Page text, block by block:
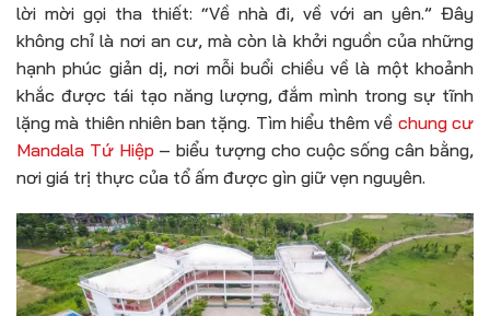
lời mời gọi tha thiết: “Về nhà đi, về với an yên.” Đây
không chỉ là nơi an cư, mà còn là khởi nguồn của những
hạnh phúc giản dị, nơi mỗi buổi chiều về là một khoảnh
khắc được tái tạo năng lượng, đắm mình trong sự tĩnh
lặng mà thiên nhiên ban tặng. Tìm hiểu thêm về chung cư
Mandala Tứ Hiệp– biểu tượng cho cuộc sống cân bằng,
nơi giá trị thực của tổ ấm được gìn giữ vẹn nguyên.